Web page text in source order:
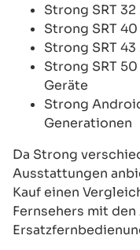
Strong SRT
Strong SRT
Strong SRT
Strong SRT
Geräte
Strong
Generationen
Da Strong
Ausstattungen
Kauf einen
Fernsehers mit